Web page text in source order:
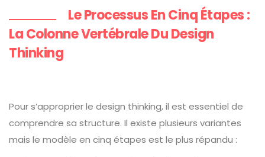
Le Processus En Cinq Étapes :
La Colonne Vertébrale Du Design
Thinking
Pour s’approprier le design thinking, il est essentiel de
comprendre sa structure. Il existe plusieurs variantes
mais le modèle en cinq étapes est le plus répandu :